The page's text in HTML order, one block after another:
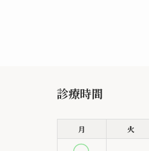
診療時間
月 火